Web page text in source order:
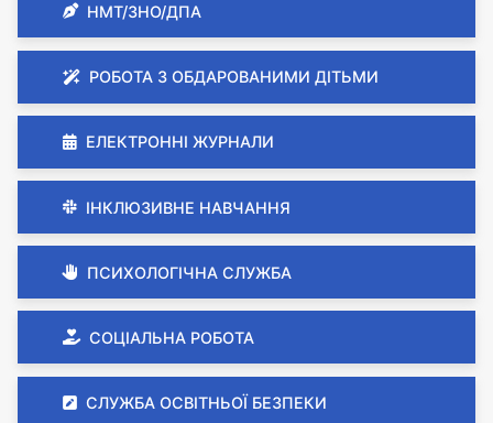
НМТ/ЗНО/ДПА
РОБОТА З ОБДАРОВАНИМИ ДІТЬМИ
ЕЛЕКТРОННІ ЖУРНАЛИ
ІНКЛЮЗИВНЕ НАВЧАННЯ
ПСИХОЛОГІЧНА СЛУЖБА
СОЦІАЛЬНА РОБОТА
СЛУЖБА ОСВІТНЬОЇ БЕЗПЕКИ